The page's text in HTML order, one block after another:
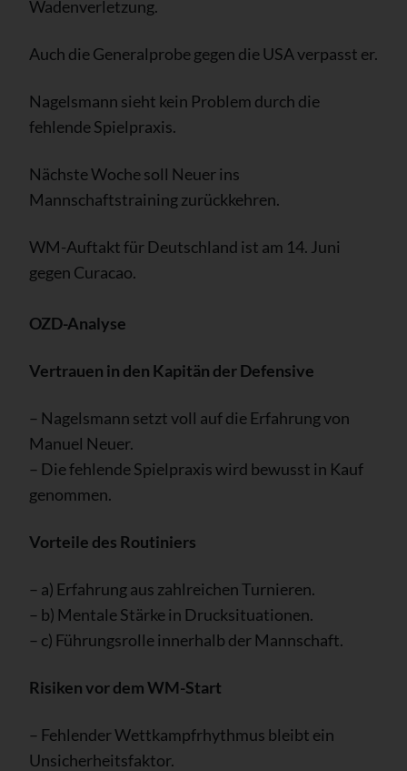
Wadenverletzung.
Auch die Generalprobe gegen die USA verpasst er.
Nagelsmann sieht kein Problem durch die
fehlende Spielpraxis.
Nächste Woche soll Neuer ins
Mannschaftstraining zurückkehren.
WM-Auftakt für Deutschland ist am 14. Juni
gegen Curacao.
OZD-Analyse
Vertrauen in den Kapitän der Defensive
– Nagelsmann setzt voll auf die Erfahrung von
Manuel Neuer.
– Die fehlende Spielpraxis wird bewusst in Kauf
genommen.
Vorteile des Routiniers
– a) Erfahrung aus zahlreichen Turnieren.
– b) Mentale Stärke in Drucksituationen.
– c) Führungsrolle innerhalb der Mannschaft.
Risiken vor dem WM-Start
– Fehlender Wettkampfrhythmus bleibt ein
Unsicherheitsfaktor.